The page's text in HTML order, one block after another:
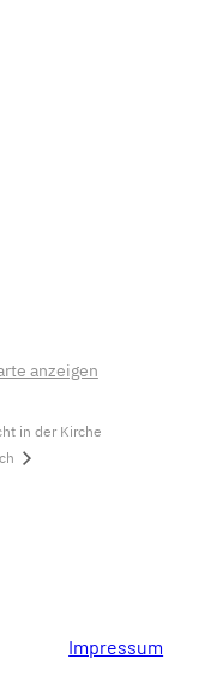
anzeigen
in der Kirche
Impressum